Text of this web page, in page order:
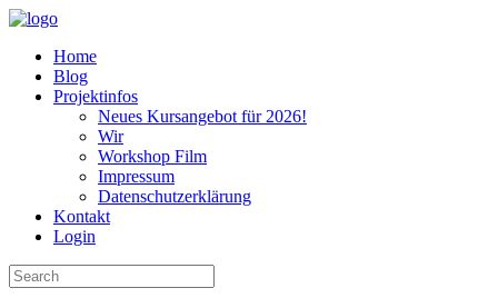
Home
Blog
Projektinfos
Neues Kursangebot für 2026!
Wir
Workshop Film
Impressum
Datenschutzerklärung
Kontakt
Login
Search
for: